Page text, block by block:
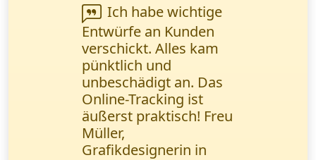
Schnelle Lieferung
technischer
Dokumentationen -
genau das, was wir
brauchen. Das Online-
Tracking funktioniert
einwandfrei. Alexander
Becker, IT-Spezialist
Stuttgart.